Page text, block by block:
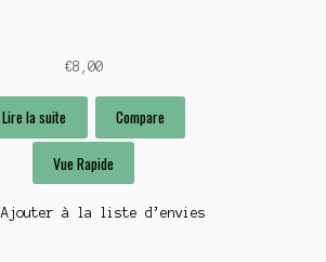
€8,00
Lire la suite Compare
Vue Rapide
Ajouter à la liste d’envies